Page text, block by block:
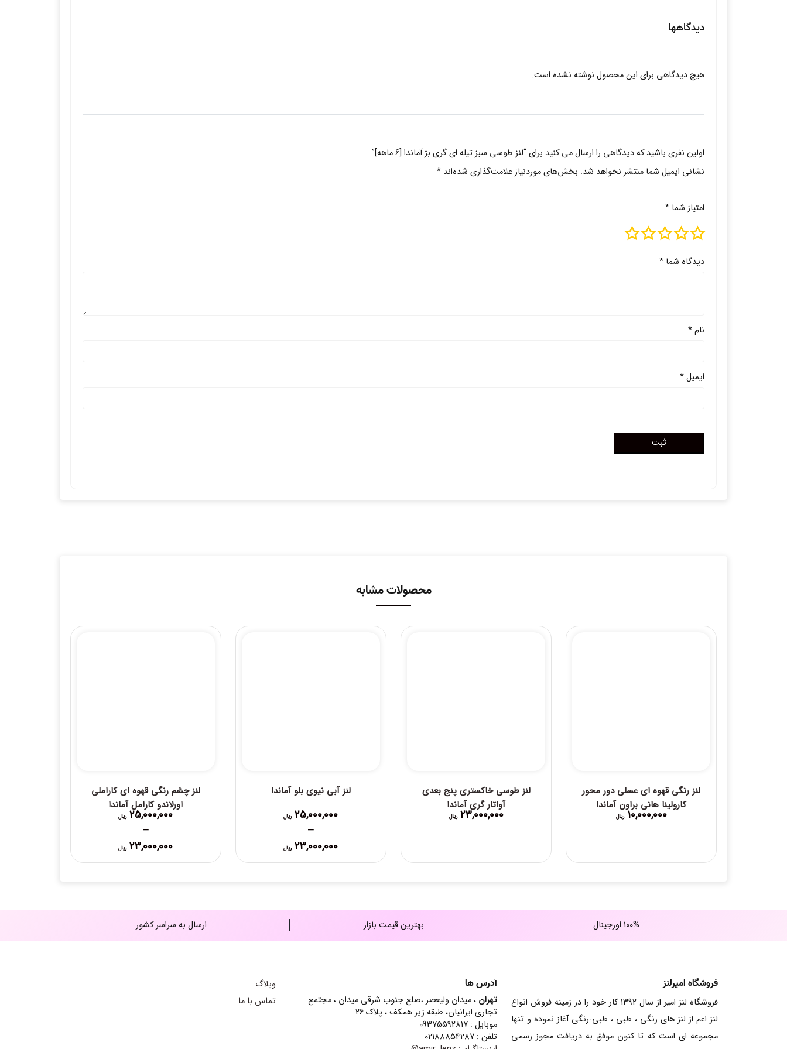
دیدگاهها
هیچ دیدگاهی برای این محصول نوشته نشده است.
اولین نفری باشید که دیدگاهی را ارسال می کنید برای “لنز طوسی سبز تیله ای گری بژ آماندا [6 ماهه]”
نشانی ایمیل شما منتشر نخواهد شد. بخش‌های موردنیاز علامت‌گذاری شده‌اند *
امتیاز شما *
دیدگاه شما *
نام*
ایمیل*
محصولات مشابه
لنز رنگی قهوه ای عسلی دور محور
کارولینا هانی براون آماندا
10,000,000 ریال
لنز طوسی خاکستری پنج بعدی
آواتار گری آماندا
23,000,000 ریال
لنز آبی نیوی بلو آماندا
25,000,000 ریال
–
23,000,000 ریال
Price
range:
لنز چشم رنگی قهوه ای کاراملی
اورلاندو کارامل آماندا
25,000,000 ریال
–
23,000,000 ریال
Price
range:
100% اورجینال بهترین قیمت بازار ارسال به سراسر کشور
فروشگاه امیرلنز
فروشگاه لنز امیر از سال 1392 کار خود را در زمینه فروش انواع
لنز اعم از لنز های رنگی ، طبی ، طبی-رنگی آغاز نموده و تنها
مجموعه ای است که تا کنون موفق به دریافت مجوز رسمی
آدرس ها
تهران ، میدان ولیعصر ،ضلع جنوب شرقی میدان ، مجتمع
تجاری ایرانیان، طبقه زیر همکف ، پلاک 26
موبایل : 09375592817
تلفن : 02188854287
وبلاگ
تماس با ما